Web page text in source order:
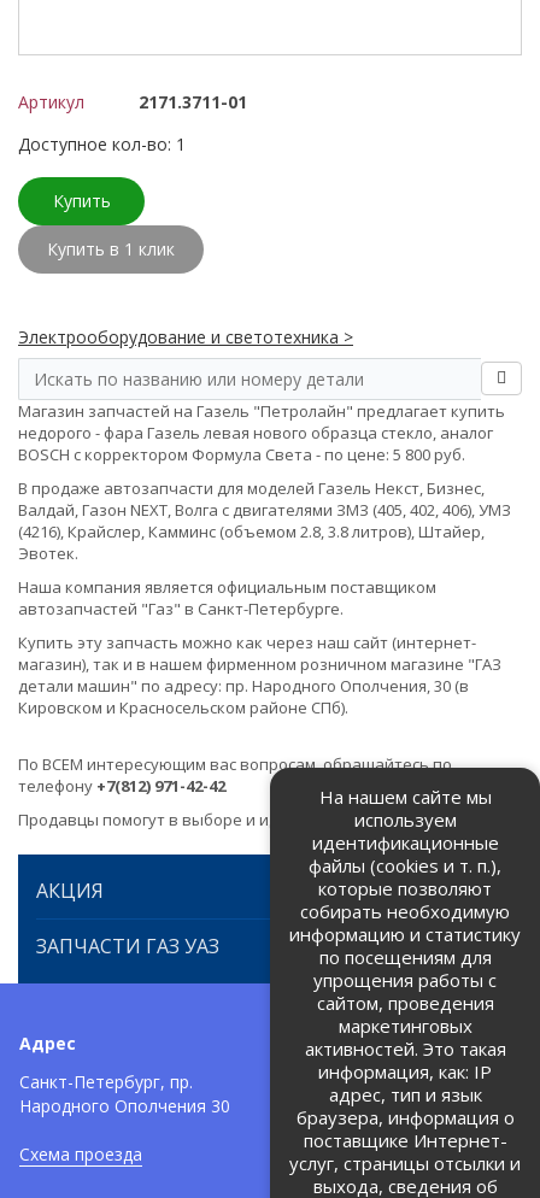
Артикул
2171.3711-01
Доступное кол-во: 1
Купить
Купить в 1 клик
Электрооборудование и светотехника >
Магазин запчастей на Газель "Петролайн" предлагает купить
недорого - фара Газель левая нового образца стекло, аналог
BOSCH с корректором Формула Света - по цене: 5 800 руб.
В продаже автозапчасти для моделей Газель Некст, Бизнес,
Валдай, Газон NEXT, Волга с двигателями ЗМЗ (405, 402, 406), УМЗ
(4216), Крайслер, Камминс (объемом 2.8, 3.8 литров), Штайер,
Эвотек.
Наша компания является официальным поставщиком
автозапчастей "Газ" в Санкт-Петербурге.
Купить эту запчасть можно как через наш сайт (интернет-
магазин), так и в нашем фирменном розничном магазине "ГАЗ
детали машин" по адресу: пр. Народного Ополчения, 30 (в
Кировском и Красносельском районе СПб).
По ВСЕМ интересующим вас вопросам, обращайтесь по
телефону +7(812) 971-42-42
Продавцы помогут в выборе и идентификации товара.
АКЦИЯ
ЗАПЧАСТИ ГАЗ УАЗ
Адрес
Санкт-Петербург, пр.
Народного Ополчения 30
Схема проезда
Телефоны:
+7 (812) 971-42-42
Политика об обработке и
защите персональных данных
Соглашение на обработку
персональных данных
На нашем сайте мы
используем
идентификационные
файлы (cookies и т. п.),
которые позволяют
собирать необходимую
информацию и статистику
по посещениям для
упрощения работы с
сайтом, проведения
маркетинговых
активностей. Это такая
информация, как: IP
адрес, тип и язык
браузера, информация о
поставщике Интернет-
услуг, страницы отсылки и
выхода, сведения об